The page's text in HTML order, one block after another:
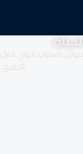
بأسلوب مهني قابل
للتطبيق.